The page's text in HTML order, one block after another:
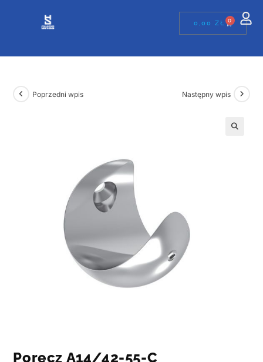
0,00ZŁ 0
Poprzedni wpis Następny wpis
Poręcz A14/42-55-C